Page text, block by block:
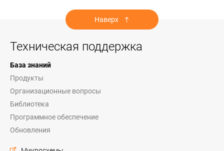
Наверх
Техническая поддержка
База знаний
Продукты
Организационные вопросы
Библиотека
Программное обеспечение
Обновления